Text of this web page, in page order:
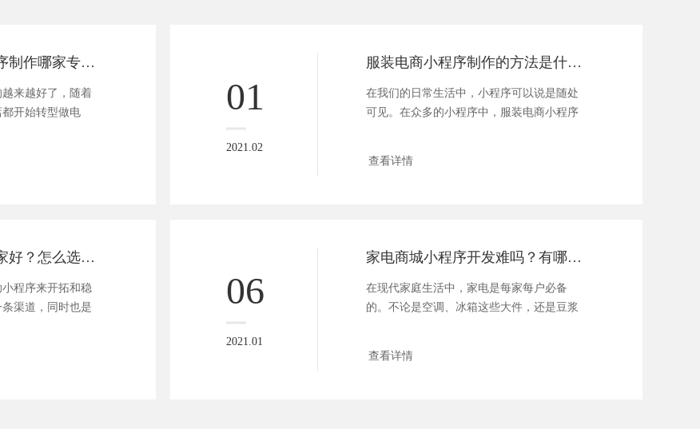
办公家具商城小程序制作哪家专业？制作费用需要多少？
来越好了，随着
开始转型做电
01
2021.02
服装电商小程序制作的方法是什么？怎么搭建服装小程序?
在我们的日常生活中，小程序可以说是随处
可见。在众多的小程序中，服装电商小程序
查看详情
超市小程序开发哪家好？怎么选开发公司？
程序来开拓和稳
渠道，同时也是
06
2021.01
家电商城小程序开发难吗？有哪些需要注意的？
在现代家庭生活中，家电是每家每户必备
的。不论是空调、冰箱这些大件，还是豆浆
查看详情